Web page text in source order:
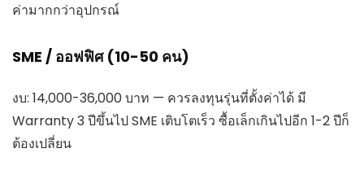
ค่ามากกว่าอุปกรณ์
SME / ออฟฟิศ (10-50 คน)
งบ: 14,000-36,000 บาท — ควรลงทุนรุ่นที่ตั้งค่าได้ มี
Warranty 3 ปีขึ้นไป SME เติบโตเร็ว ซื้อเล็กเกินไปอีก 1-2 ปีก็
ต้องเปลี่ยน